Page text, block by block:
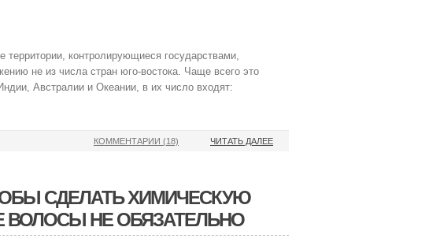
территории, контролирующиеся государствами,
не из числа стран юго-востока. Чаще всего это
Австралии и Океании, в их число входят:
ЧИТАТЬ ДАЛЕЕ
КОММЕНТАРИИ (18)
СДЕЛАТЬ ХИМИЧЕСКУЮ
ВОЛОСЫ НЕ ОБЯЗАТЕЛЬНО